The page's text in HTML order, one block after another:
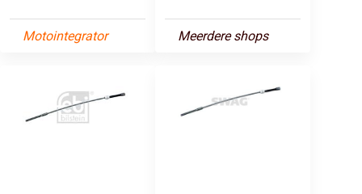
Motointegrator Meerdere shops